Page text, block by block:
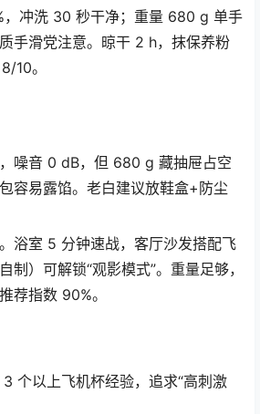
，冲洗 30 秒干净；重量 680 g 单手
手滑党注意。晾干 2 h，抹保养粉
10。
噪音 0 dB，但 680 g 藏抽屉占空
容易露馅。老白建议放鞋盒+防尘
浴室 5 分钟速战，客厅沙发搭配飞
制）可解锁“观影模式”。重量足够，
荐指数 90%。
个以上飞机杯经验，追求“高刺激